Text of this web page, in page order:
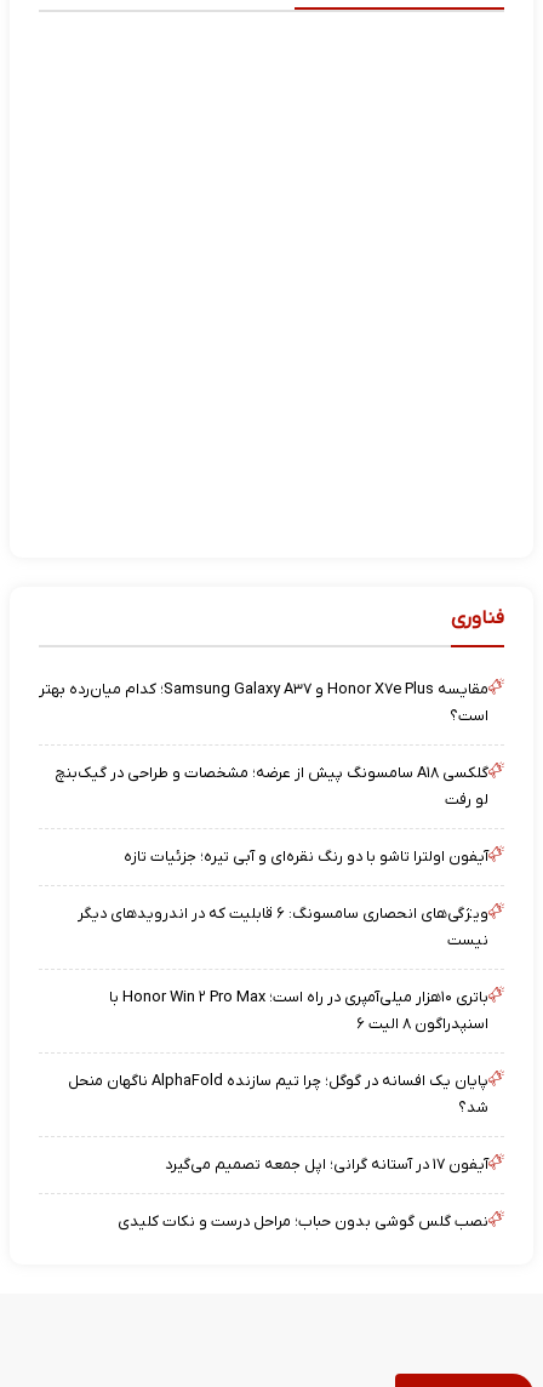
فناوری
مقایسه Honor X۷e Plus و Samsung Galaxy A۳۷؛ کدام میان‌رده بهتر
است؟
گلکسی A۱۸ سامسونگ پیش از عرضه؛ مشخصات و طراحی در گیک‌بنچ
لو رفت
آیفون اولترا تاشو با دو رنگ نقره‌ای و آبی تیره؛ جزئیات تازه
ویژگی‌های انحصاری سامسونگ: ۶ قابلیت که در اندرویدهای دیگر
نیست
باتری ۱۰هزار میلی‌آمپری در راه است؛ Honor Win ۲ Pro Max با
اسنپدراگون ۸ الیت ۶
پایان یک افسانه در گوگل؛ چرا تیم سازنده AlphaFold ناگهان منحل
شد؟
آیفون ۱۷ در آستانه گرانی؛ اپل جمعه تصمیم می‌گیرد
نصب گلس گوشی بدون حباب؛ مراحل درست و نکات کلیدی